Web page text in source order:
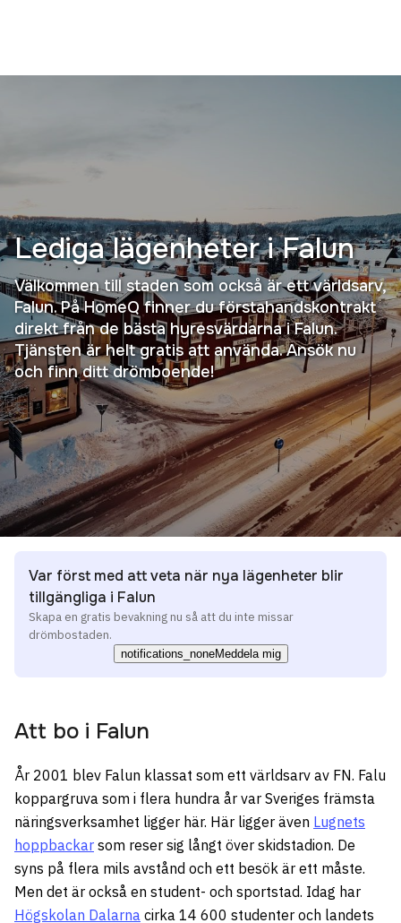
Lediga lägenheter iFalun
Välkommen till staden som också är ett världsarv,
Falun. På HomeQ finner du förstahandskontrakt
direkt från de bästa hyresvärdarna i Falun.
Tjänsten är helt gratis att använda. Ansök nu
och finn ditt drömboende!
Var först med att veta när nya lägenheter blir
tillgängliga i Falun
Skapa en gratis bevakning nu så att du inte missar
drömbostaden.
notifications_noneMeddela mig
Att bo i Falun
År 2001 blev Falun klassat som ett världsarv av FN. Falu
koppargruva som i flera hundra år var Sveriges främsta
näringsverksamhet ligger här. Här ligger även Lugnets
hoppbackar som reser sig långt över skidstadion. De
syns på flera mils avstånd och ett besök är ett måste.
Men det är också en student- och sportstad. Idag har
Högskolan Dalarna cirka 14 600 studenter och landets